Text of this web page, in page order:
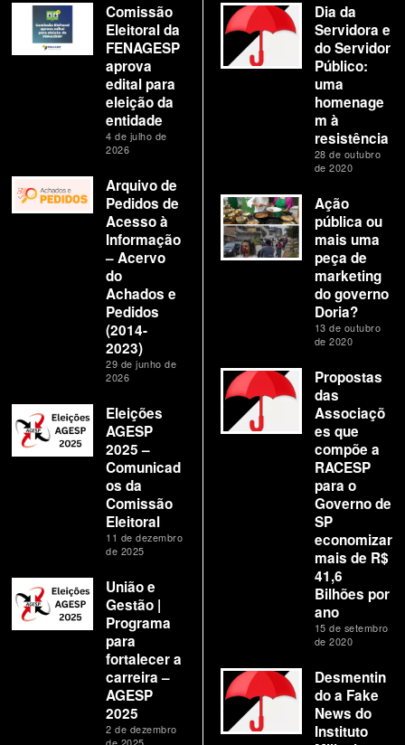
Comissão
Eleitoral da
FENAGESP
aprova
edital para
eleição da
entidade
4 de julho de
2026
Arquivo de
Pedidos de
Acesso à
Informação
– Acervo
do
Achados e
Pedidos
(2014-
2023)
29 de junho de
2026
Eleições
AGESP
2025 –
Comunicad
os da
Comissão
Eleitoral
11 de dezembro
de 2025
União e
Gestão |
Programa
para
fortalecer a
carreira –
AGESP
2025
2 de dezembro
de 2025
Dia da
Servidora e
do Servidor
Público:
uma
homenage
m à
resistência
28 de outubro
de 2020
Ação
pública ou
mais uma
peça de
marketing
do governo
Doria?
13 de outubro
de 2020
Propostas
das
Associaçõ
es que
compõe a
RACESP
para o
Governo de
SP
economizar
mais de R$
41,6
Bilhões por
ano
15 de setembro
de 2020
Desmentin
do a Fake
News do
Instituto